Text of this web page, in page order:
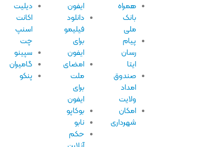
همراه
پیام
رسان
صندوق
امداد
ولایت
امکان
شهرداری
ایفون
دانلود
فیلیمو
ایفون
امضای
ایفون
بوکاپو
نابو
حکم
دیلیت
اکانت
اسنپ
سپینو
گامیران
پنکو